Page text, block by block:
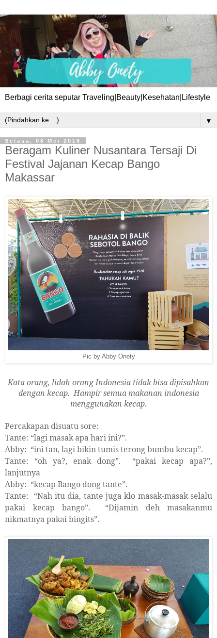
Berbagi cerita seputar Traveling|Beauty|Kesehatan|Lifestyle
▼
Selasa, 08 Mei 2018
Beragam Kuliner Nusantara Tersaji Di
Festival Jajanan Kecap Bango
Makassar
Pic by Abby Onety
Kata orang, lidah orang Indonesia tidak bisa dipisahkan
dengan kecap. Hampir semua makanan indonesia
menggunakan kecap.
Percakapan disuatu sore:
Tante: “lagi masak apa hari ini?”.
Abby: “ini tan, lagi bikin tumis terong bumbu kecap”.
Tante: “oh ya?, enak dong”.
“pakai kecap apa?”,
lanjutnya
Abby: “kecap Bango dong tante”.
Tante: “Nah itu dia, tante juga klo masak-masak selalu
pakai kecap bango”.
“Dijamin deh masakanmu
nikmatnya pakai bingits”.